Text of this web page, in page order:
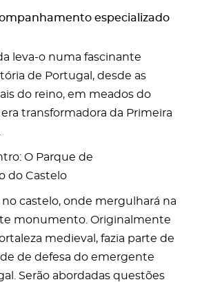
especializado
leva-o numa fascinante
de Portugal, desde as
do reino, em meados do
era transformadora da Primeira
O Parque de
do Castelo
castelo, onde mergulhará na
monumento. Originalmente
medieval, fazia parte de
de defesa do emergente
Serão abordadas questões